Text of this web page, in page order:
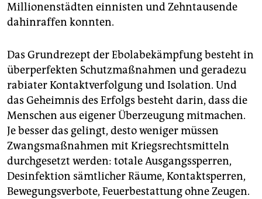
Millionenstädten einnisten und Zehntausende
dahinraffen konnten.
Das Grundrezept der Ebolabekämpfung besteht in
überperfekten Schutzmaßnahmen und geradezu
rabiater Kontaktverfolgung und Isolation. Und
das Geheimnis des Erfolgs besteht darin, dass die
Menschen aus eigener Überzeugung mitmachen.
Je besser das gelingt, desto weniger müssen
Zwangsmaßnahmen mit Kriegsrechtsmitteln
durchgesetzt werden: totale Ausgangssperren,
Desinfektion sämtlicher Räume, Kontaktsperren,
Bewegungsverbote, Feuerbestattung ohne Zeugen.